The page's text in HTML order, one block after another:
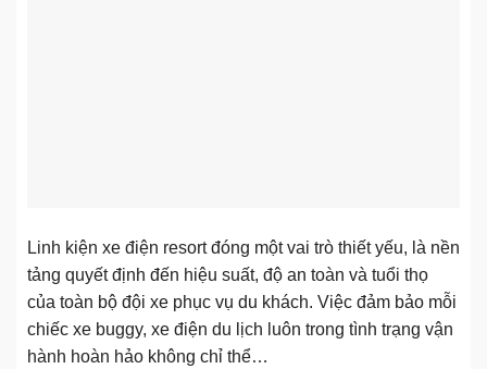
Linh kiện xe điện resort đóng một vai trò thiết yếu, là nền
tảng quyết định đến hiệu suất, độ an toàn và tuổi thọ
của toàn bộ đội xe phục vụ du khách. Việc đảm bảo mỗi
chiếc xe buggy, xe điện du lịch luôn trong tình trạng vận
hành hoàn hảo không chỉ thể…